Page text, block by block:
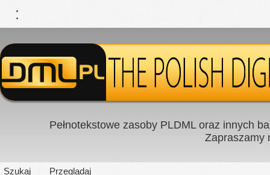
Pełnotekstowe zasoby PLDML oraz innych
Zapraszamy
Szukaj Przeglądaj